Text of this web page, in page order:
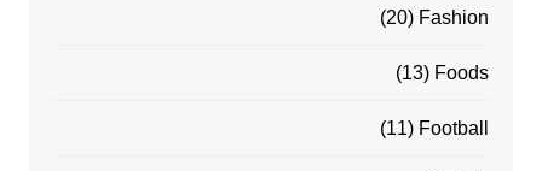
Fashion
(20)
Foods
(13)
Football
(11)